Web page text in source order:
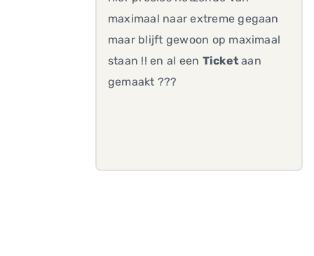
maximaal naar extreme gegaan
maar blijft gewoon op maximaal
staan !! en al een Ticket aan
gemaakt ???